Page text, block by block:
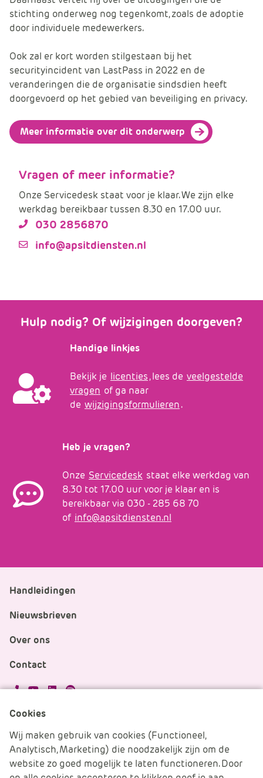
stichting onderweg nog tegenkomt, zoals de adoptie
door individuele medewerkers.
Ook zal er kort worden stilgestaan bij het
securityincident van LastPass in 2022 en de
veranderingen die de organisatie sindsdien heeft
doorgevoerd op het gebied van beveiliging en privacy.
Meer informatie over dit onderwerp
Vragen of meer informatie?
Onze Servicedesk staat voor je klaar. We zijn elke
werkdag bereikbaar tussen 8.30 en 17.00 uur.
030 2856870
info@apsitdiensten.nl
Hulp nodig? Of wijzigingen doorgeven?
Handige linkjes
Bekijk je licenties, lees de veelgestelde
vragen of ga naar
de wijzigingsformulieren.
Heb je vragen?
Onze Servicedesk staat elke werkdag van
8.30 tot 17.00 uur voor je klaar en is
bereikbaar via 030 - 285 68 70
of info@apsitdiensten.nl
Handleidingen
Nieuwsbrieven
Over ons
Contact
Cookies beheren
Cookie verklaring
Cookies
Wij maken gebruik van cookies (Functioneel,
Analytisch, Marketing) die noodzakelijk zijn om de
website zo goed mogelijk te laten functioneren. Door